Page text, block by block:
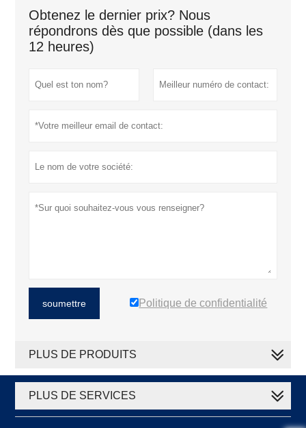
Obtenez le dernier prix? Nous
répondrons dès que possible (dans les
12 heures)
soumettre Politique de confidentialité
PLUS DE PRODUITS
PLUS DE SERVICES